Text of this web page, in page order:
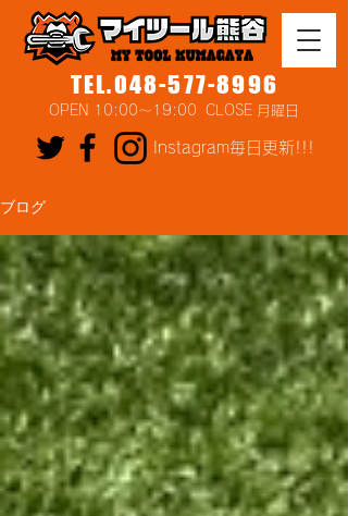
TEL.048-577-8996
OPEN 10:00～19:00 CLOSE 月曜日
Instagram毎日更新!!!
ブログ